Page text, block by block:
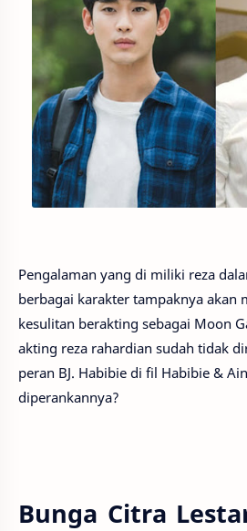
Pengalaman yang di miliki reza
berbagai karakter tampaknya akan
kesulitan berakting sebagai Moon
akting reza rahardian sudah tidak
peran BJ. Habibie di fil Habibie &
diperankannya?
Bunga Citra